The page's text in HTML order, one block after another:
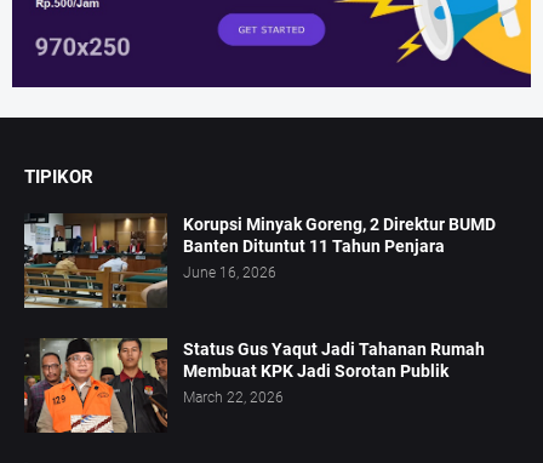
TIPIKOR
Korupsi Minyak Goreng, 2 Direktur BUMD
Banten Dituntut 11 Tahun Penjara
June 16, 2026
Status Gus Yaqut Jadi Tahanan Rumah
Membuat KPK Jadi Sorotan Publik
March 22, 2026